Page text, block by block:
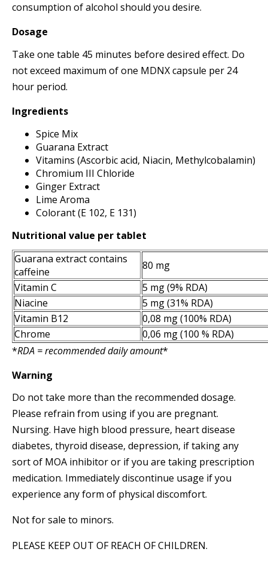
consumption of alcohol should you desire.
Dosage
Take one table 45 minutes before desired effect. Do
not exceed maximum of one MDNX capsule per 24
hour period.
Ingredients
Spice Mix
Guarana Extract
Vitamins (Ascorbic acid, Niacin, Methylcobalamin)
Chromium III Chloride
Ginger Extract
Lime Aroma
Colorant (E 102, E 131)
Nutritional value per tablet
Guarana extract contains
caffeine
80 mg
Vitamin C
5 mg (9% RDA)
Niacine
5 mg (31% RDA)
Vitamin B12
0,08 mg (100% RDA)
Chrome
0,06 mg (100 % RDA)
*RDA = recommended daily amount*
Warning
Do not take more than the recommended dosage.
Please refrain from using if you are pregnant.
Nursing. Have high blood pressure, heart disease
diabetes, thyroid disease, depression, if taking any
sort of MOA inhibitor or if you are taking prescription
medication. Immediately discontinue usage if you
experience any form of physical discomfort.
Not for sale to minors.
PLEASE KEEP OUT OF REACH OF CHILDREN.